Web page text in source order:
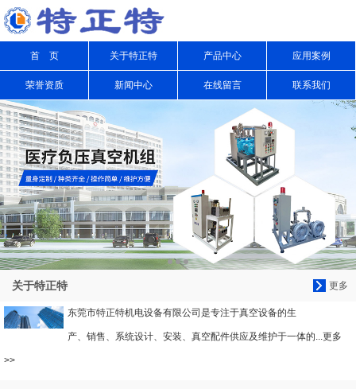
首 页 关于特正特 产品中心 应用案例
荣誉资质 新闻中心 在线留言 联系我们
更多
关于特正特
东莞市特正特机电设备有限公司是专注于真空设备的生
产、销售、系统设计、安装、真空配件供应及维护于一体的...更多
>>
信息搜索
搜索